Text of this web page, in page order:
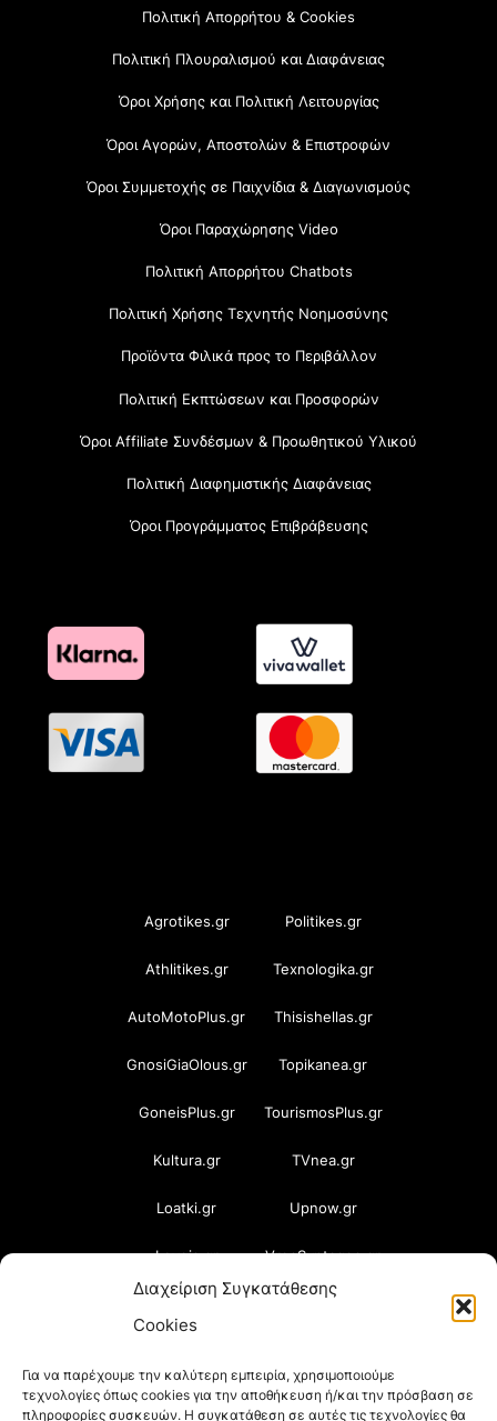
Διαχείριση Συγκατάθεσης
Cookies
Για να παρέχουμε την καλύτερη εμπειρία, χρησιμοποιούμε
τεχνολογίες όπως cookies για την αποθήκευση ή/και την πρόσβαση σε
πληροφορίες συσκευών. Η συγκατάθεση σε αυτές τις τεχνολογίες θα
Πολιτική Απορρήτου & Cookies
Πολιτική Πλουραλισμού και Διαφάνειας
Όροι Χρήσης και Πολιτική Λειτουργίας
Όροι Αγορών, Αποστολών & Επιστροφών
Όροι Συμμετοχής σε Παιχνίδια & Διαγωνισμούς
Όροι Παραχώρησης Video
Πολιτική Απορρήτου Chatbots
Πολιτική Χρήσης Τεχνητής Νοημοσύνης
Προϊόντα Φιλικά προς το Περιβάλλον
Πολιτική Εκπτώσεων και Προσφορών
Όροι Affiliate Συνδέσμων & Προωθητικού Υλικού
Πολιτική Διαφημιστικής Διαφάνειας
Όροι Προγράμματος Επιβράβευσης
Agrotikes.gr Politikes.gr
Athlitikes.gr Texnologika.gr
AutoMotoPlus.gr Thisishellas.gr
GnosiGiaOlous.gr Topikanea.gr
GoneisPlus.gr TourismosPlus.gr
Kultura.gr TVnea.gr
Loatki.gr Upnow.gr
Loveis.gr VresSyntages.gr
ModernaGynaika.gr Xristianika.gr
Oikotropia.gr ZoumeSpiti.gr